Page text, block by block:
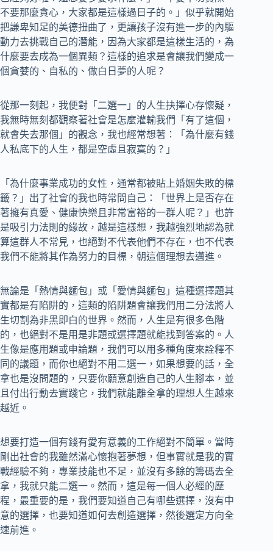
不要那麼貪心，大家都是這樣過日子的。」似乎就開始
把謙卑知足的美德扭曲了，更讓孩子沒有進一步的內驅
動力去挑戰自己的潛能，因為大家都是這樣生活的，為
什麼要去成為一個異類？這樣的追求是會讓我們變成一
個貪婪的、自私的、做白日夢的人呢？
從那一刻起，我便對「二選一」的人生抉擇心存懷疑，
我無時無刻都觀察著社會是怎麼灌輸我們「有了這個，
就會失去那個」的觀念，我也經常想著：「為什麼有錢
人私底下的人生，都是空虛且寂寞的？」
「為什麼事業成功的女性，通常都被貼上婚姻失敗的標
籤？」出了社會的我也時常問自己：「世界上是否存在
著擁有真愛、健康快樂且非常富裕的一群人呢？」也許
是吸引力法則的緣故，越是這樣想，我越強烈地認為就
算這群人不常見，也絕對不代表他們不存在，也不代表
我們不能將其作為努力的目標，朝這個理想去邁進。
無論是「熱情與麵包」或「愛情與麵包」這種選擇題其
實都是有陷阱的，這類的陷阱題會讓我們用二分法將人
生切割為非黑即白的世界。然而，人生是有很多色階
的，也絕對不是用是非題或選擇題就能找到答案的。人
生像是應用題或申論題，我們可以用多種角度來詮釋不
同的議題，而你也絕對不用二選一，如果想要的話，全
拿也是沒問題的，只要你願意創造自己的人生腳本，並
且付出行動去實踐它，我們就能離全拿的理想人生越來
越近。
想要打造一個有錢有愛有意義的工作絕對不簡單。當時
剛出社會的我雖然滿心懷抱著夢想，但事實就是我的實
戰經驗不夠，專業技能也不足，並沒有多餘的籌碼去全
拿，我就只能二選一。然而，這是每一個人必經的歷
程，最重要的是，我們要知道自己有哪些選擇，沒有中
意的選擇，也要知道如何去創造選擇，然後選定方向全
速前進。